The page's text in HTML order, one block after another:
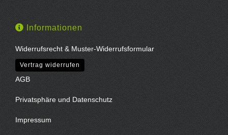
Informationen
Widerrufsrecht & Muster-Widerrufsformular
Vertrag widerrufen
AGB
Privatsphäre und Datenschutz
Impressum